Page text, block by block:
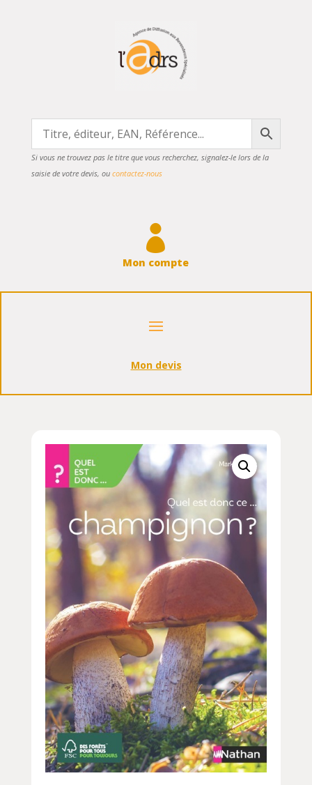
Si vous ne trouvez pas le titre que vous recherchez, signalez-le lors de la
saisie de votre devis, ou contactez-nous

Mon compte
Mon devis